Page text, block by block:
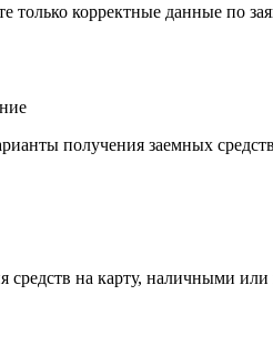
только корректные данные по
получения заемных
на карту, наличными или